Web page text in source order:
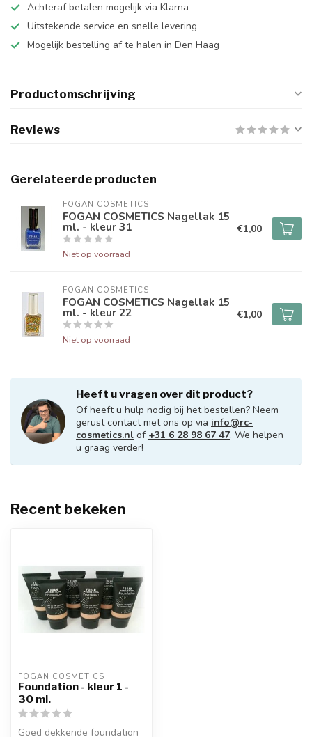
Achteraf betalen mogelijk via Klarna
Uitstekende service en snelle levering
Mogelijk bestelling af te halen in Den Haag
Productomschrijving
Reviews
Gerelateerde producten
FOGAN COSMETICS
FOGAN COSMETICS Nagellak 15
ml. - kleur 31
Niet op voorraad
€1,00
FOGAN COSMETICS
FOGAN COSMETICS Nagellak 15
ml. - kleur 22
Niet op voorraad
€1,00
Heeft u vragen over dit product?
Of heeft u hulp nodig bij het bestellen? Neem
gerust contact met ons op via info@rc-
cosmetics.nl of +31 6 28 98 67 47. We helpen
u graag verder!
Recent bekeken
FOGAN COSMETICS
Foundation - kleur 1 -
30 ml.
Goed dekkende foundation